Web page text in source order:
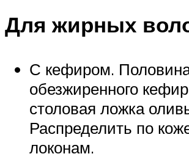
Для жирных
С кефиром.
обезжиренного
столовая ложка
Распределить по
локонам.